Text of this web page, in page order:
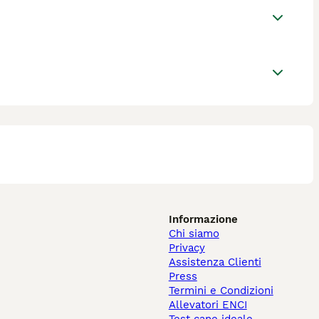
Informazione
Chi siamo
Privacy
Assistenza Clienti
Press
Termini e Condizioni
Allevatori ENCI